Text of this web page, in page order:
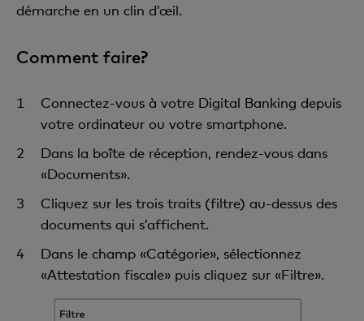
démarche en un clin d’œil.
Comment faire?
Connectez-vous à votre Digital Banking depuis
votre ordinateur ou votre smartphone.
Dans la boîte de réception, rendez-vous dans
«Documents».
Cliquez sur les trois traits (filtre) au-dessus des
documents qui s’affichent.
Dans le champ «Catégorie», sélectionnez
«Attestation fiscale» puis cliquez sur «Filtre».